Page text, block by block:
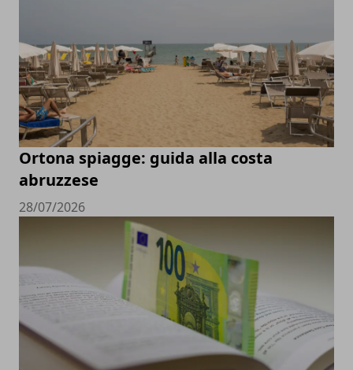
Ortona spiagge: guida alla costa
abruzzese
28/07/2026